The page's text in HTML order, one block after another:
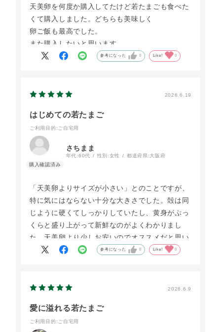
天美卵を何度か購入してたけど若たまごも食べた
くて購入しました。どちらも美味しく
卵ご飯も最高でした。
また購入したいと思います。
参考になった 0 Like! 0
2026.6.19
はじめての若たまご
ご利用目的 :ご自宅用
さちまま
年代:60代 性別:女性 都道府県:大阪府
「天美卵よりサイズが小さい」とのことですが、
特に気にはならない十分な大きさでした。殻は同
じように硬くてしっかりしていたし、黄身がぷっ
くらと盛り上がって新鮮なのがよくわかりまし
た。天美卵より少しお安いのでオススメだと思い
ます。
参考になった 0 Like! 0
2026.6.9
愛に溢れる若たまご
ご利用目的 :ご自宅用